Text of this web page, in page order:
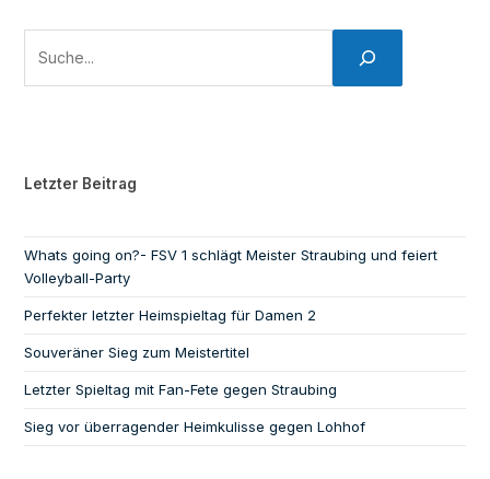
Letzter Beitrag
Whats going on?- FSV 1 schlägt Meister Straubing und feiert
Volleyball-Party
Perfekter letzter Heimspieltag für Damen 2
Souveräner Sieg zum Meistertitel
Letzter Spieltag mit Fan-Fete gegen Straubing
Sieg vor überragender Heimkulisse gegen Lohhof